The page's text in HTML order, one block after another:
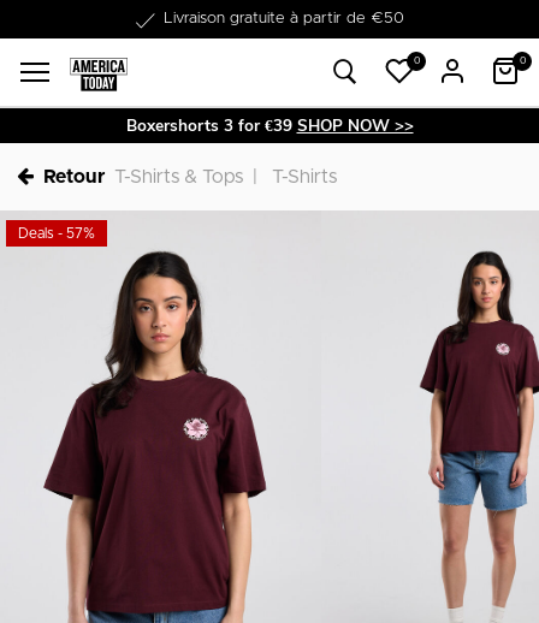
Dans les 1-3 jours livrable
0 0
Boxershorts 3 for €39 SHOP NOW >>
Retour T-Shirts & Tops T-Shirts
Deals - 57%